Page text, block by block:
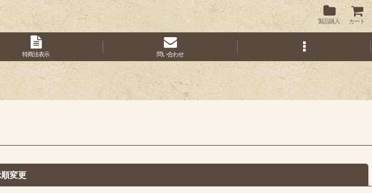
製品購入 カート
特商法表示 問い合わせ
変更